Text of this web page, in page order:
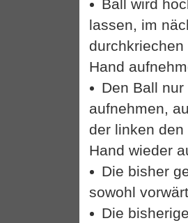
Ball wird
lassen, im
Hand
Den Ball
aufnehmen,
der linken
Hand wieder
Die bisher
sowohl
Die